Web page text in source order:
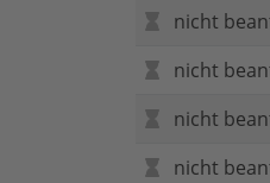
nicht
nicht
nicht
nicht